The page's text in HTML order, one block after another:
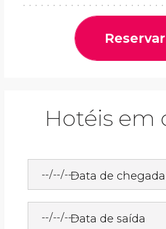
Reservar
Hotéis em
Data de chegada
Data de saída